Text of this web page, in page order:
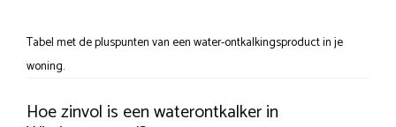
Tabel met de pluspunten van een water-ontkalkingsproduct in je
woning.
Hoe zinvol is een waterontkalker in